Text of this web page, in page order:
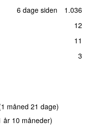
6 dage siden
1.036
12
11
3
måned 21 dage)
år 10 måneder)